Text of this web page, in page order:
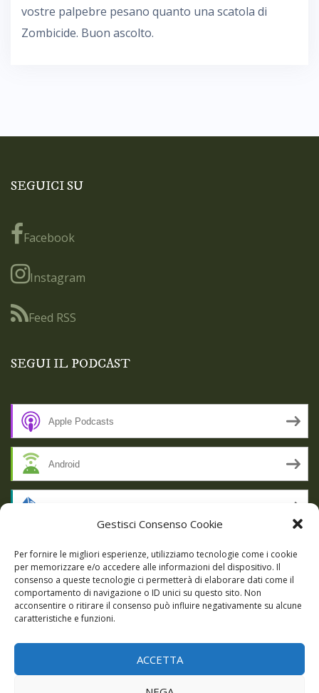
Gestisci Consenso Cookie
Per fornire le migliori esperienze, utilizziamo tecnologie come i cookie
per memorizzare e/o accedere alle informazioni del dispositivo. Il
consenso a queste tecnologie ci permetterà di elaborare dati come il
comportamento di navigazione o ID unici su questo sito. Non
acconsentire o ritirare il consenso può influire negativamente su alcune
caratteristiche e funzioni.
ACCETTA
vostre palpebre pesano quanto una scatola di
Zombicide. Buon ascolto.
SEGUICI SU
Facebook
Instagram
Feed RSS
SEGUI IL PODCAST
Apple Podcasts
Android
RSS
SSL SECURE
|Theme: